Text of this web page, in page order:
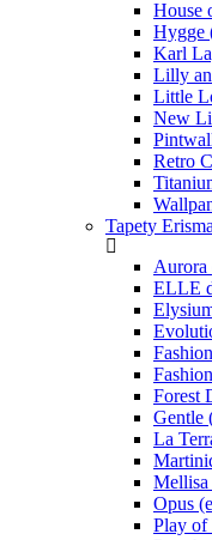
House
Hygge
Karl
Lilly
Little
New
Retro
Tapety
Aurora
ELLE
Forest
Gentle
La
Opus
Play